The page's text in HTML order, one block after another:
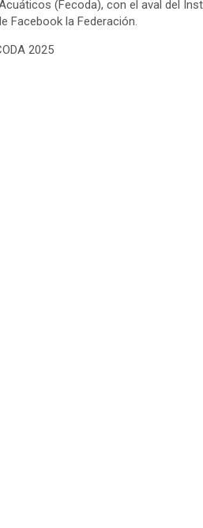
(Fecoda), con el aval del
Facebook la Federación.
2025